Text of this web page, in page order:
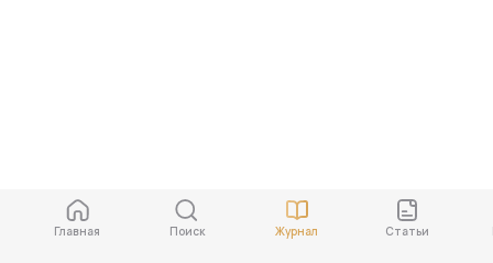
Главная Поиск Журнал Cтатьи